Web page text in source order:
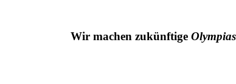
Wir machen zukünftige